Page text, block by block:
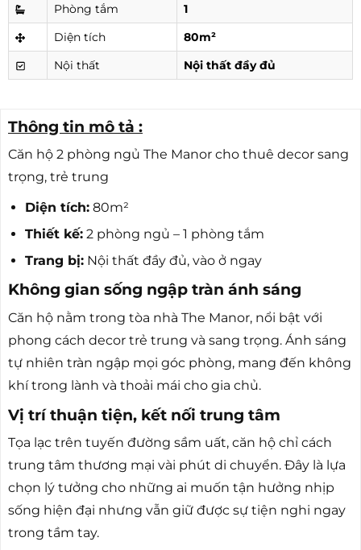
Phòng tắm
1
Diện tích
80m²
Nội thất
Nội thất đầy đủ
Thông tin mô tả :
Căn hộ 2 phòng ngủ The Manor cho thuê decor sang
trọng, trẻ trung
Diện tích:80m²
Thiết kế:2 phòng ngủ – 1 phòng tắm
Trang bị:Nội thất đầy đủ, vào ở ngay
Không gian sống ngập tràn ánh sáng
Căn hộ nằm trong tòa nhà The Manor, nổi bật với
phong cách decor trẻ trung và sang trọng. Ánh sáng
tự nhiên tràn ngập mọi góc phòng, mang đến không
khí trong lành và thoải mái cho gia chủ.
Vị trí thuận tiện, kết nối trung tâm
Tọa lạc trên tuyến đường sầm uất, căn hộ chỉ cách
trung tâm thương mại vài phút di chuyển. Đây là lựa
chọn lý tưởng cho những ai muốn tận hưởng nhịp
sống hiện đại nhưng vẫn giữ được sự tiện nghi ngay
trong tầm tay.